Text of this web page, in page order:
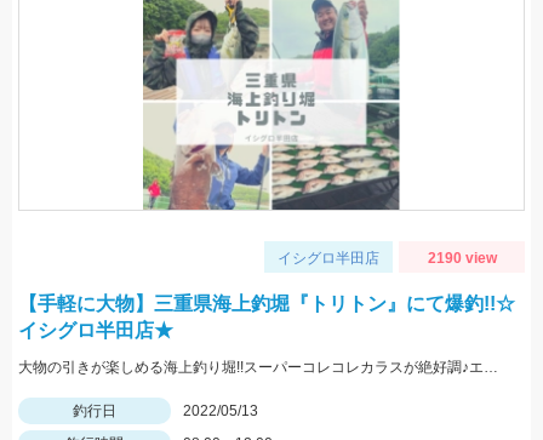
イシグロ半田店 2190 view
【手軽に大物】三重県海上釣堀『トリトン』にて爆釣!!☆
イシグロ半田店★
大物の引きが楽しめる海上釣り堀!!スーパーコレコレカラスが絶好調♪エサを使い分けて釣果を伸ばしました。
釣行日
2022/05/13